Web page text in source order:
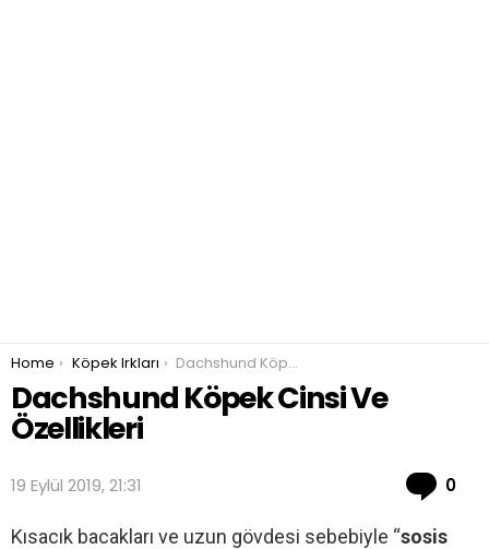
You are here:
Home Köpek Irkları Dachshund Köpek Cinsi Ve Özellikleri
Dachshund Köpek Cinsi Ve
Özellikleri
19 Eylül 2019, 21:31 0
Kısacık bacakları ve uzun gövdesi sebebiyle “sosis